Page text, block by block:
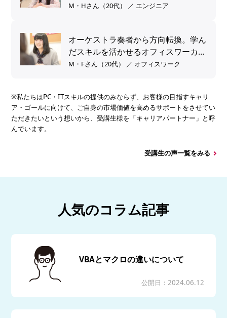
M・Hさん（20代） ／ エンジニア
オーケストラ奏者から方向転換。学ん
だスキルを活かせるオフィスワーカー
へ。
M・Fさん（20代） ／ オフィスワーク
※私たちはPC・ITスキルの提供のみならず、お客様の目指すキャリ
ア・ゴールに向けて、ご自身の市場価値を高めるサポートをさせてい
ただきたいという想いから、受講生様を「キャリアパートナー」と呼
んでいます。
受講生の声一覧をみる
人気のコラム記事
VBAとマクロの違いについて
公開日：2024.06.12